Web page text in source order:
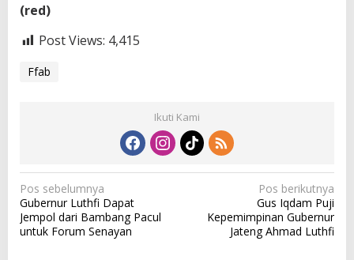
(red)
Post Views: 4,415
Ffab
Ikuti Kami
N
a
v
Pos sebelumnya
Gubernur Luthfi Dapat
Jempol dari Bambang Pacul
untuk Forum Senayan
Pos berikutnya
Gus Iqdam Puji
Kepemimpinan Gubernur
Jateng Ahmad Luthfi